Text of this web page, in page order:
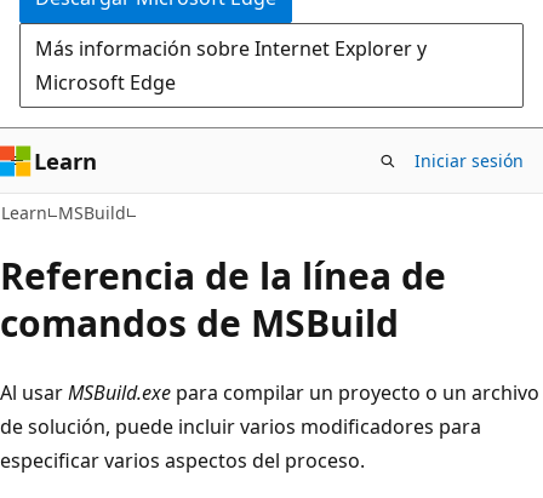
Más información sobre Internet Explorer y
Microsoft Edge
Learn Iniciar sesión
Learn MSBuild
Referencia de la línea de
comandos de MSBuild
Al usarMSBuild.exe para compilar un proyecto o un archivo
de solución, puede incluir varios modificadores para
especificar varios aspectos del proceso.